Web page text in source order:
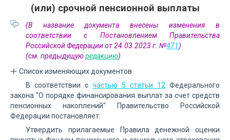
(или) срочной пенсионной выплаты
(В название документа внесены изменения в
соответствии с Постановлением Правительства
Российской Федерации от 24.03.2023 г. №471)
(см. предыдущуюредакцию)
Список изменяющих документов
В соответствии с частью 5 статьи 12 Федерального
закона "О порядке финансирования выплат за счет средств
пенсионных накоплений" Правительство Российской
Федерации постановляет:
Утвердить прилагаемые Правила денежной оценки